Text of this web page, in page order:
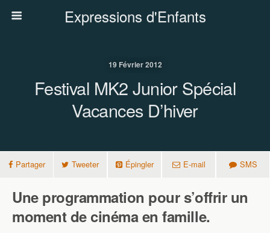
Expressions d'Enfants
19 Février 2012
Festival MK2 Junior Spécial
Vacances D’hiver
Partager Tweeter Épingler E-mail SMS
Une programmation pour s’offrir un
moment de cinéma en famille.